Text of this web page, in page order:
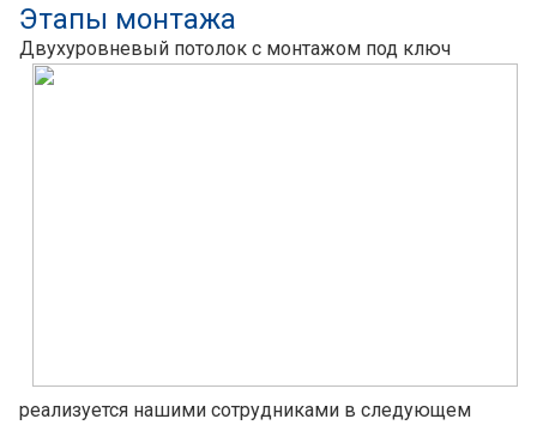
Этапы монтажа
Двухуровневый потолок с монтажом под ключ
реализуется нашими сотрудниками в следующем